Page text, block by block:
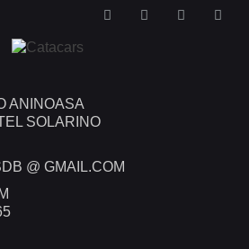
ANINOASA
SOLARINO
@ GMAIL.COM